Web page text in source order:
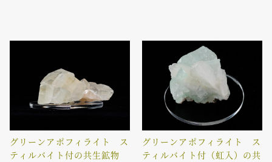
グリーンアポフィライト ス
ティルバイト付の共生鉱物
グリーンアポフィライト ス
ティルバイト付（虹入）の共